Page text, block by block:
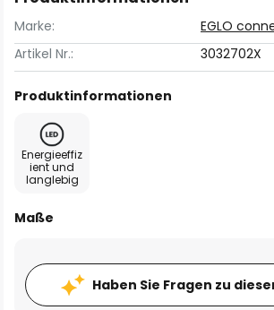
Marke:
EGLO
Artikel Nr.:
3032702X
Produktinformationen
Energieeffiz
ient und
langlebig
Maße
Haben Sie Fragen zu